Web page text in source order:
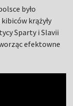
było
krążyły
Sparty i Slavii
efektowne